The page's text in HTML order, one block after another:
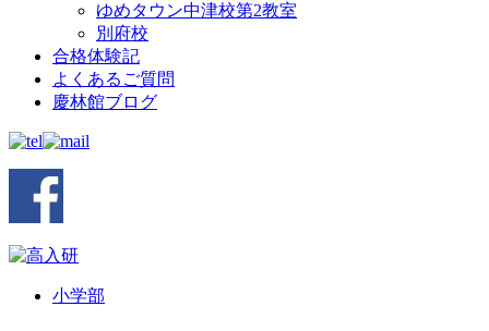
ゆめタウン中津校第2教室
別府校
合格体験記
よくあるご質問
慶林館ブログ
小学部